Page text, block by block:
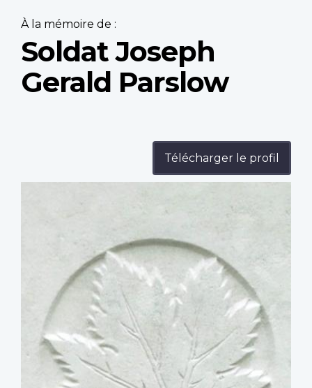
À la mémoire de :
Soldat Joseph
Gerald Parslow
Télécharger le profil